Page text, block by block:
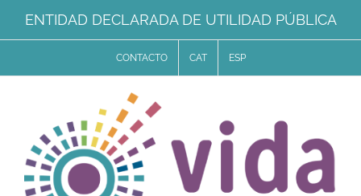
Saltar
al
ENTIDAD DECLARADA DE UTILIDAD PÚBLICA
CONTACTO CAT ESP